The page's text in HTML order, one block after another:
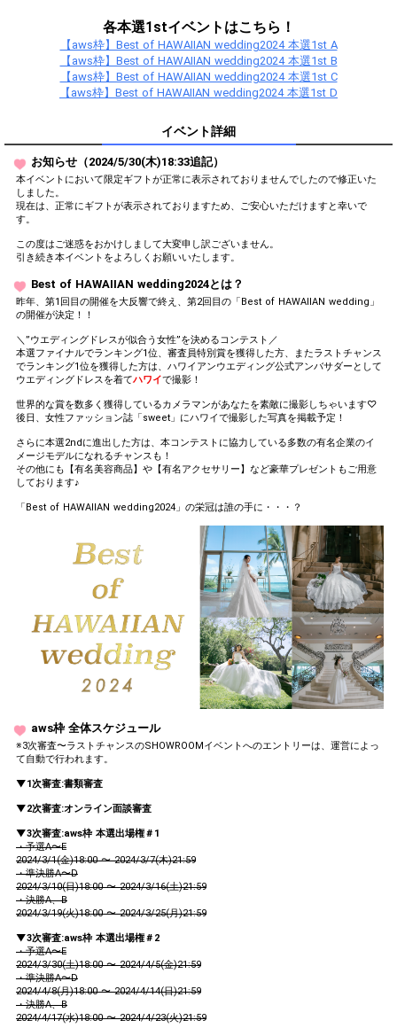
popularity ranking and your
To cheer on performers, you can
send them gifts.
To send performers paid items,
you must use Show Gold.
Close
各本選1stイベントはこちら！
【aws枠】Best of HAWAIIAN wedding2024 本選1st A
【aws枠】Best of HAWAIIAN wedding2024 本選1st B
【aws枠】Best of HAWAIIAN wedding2024 本選1st C
【aws枠】Best of HAWAIIAN wedding2024 本選1st D
イベント詳細
お知らせ（2024/5/30(木)18:33追記）
本イベントにおいて限定ギフトが正常に表示されておりませんでしたので修正いた
しました。
現在は、正常にギフトが表示されておりますため、ご安心いただけますと幸いで
す。
この度はご迷惑をおかけしまして大変申し訳ございません。
引き続き本イベントをよろしくお願いいたします。
Best of HAWAIIAN wedding2024とは？
昨年、第1回目の開催を大反響で終え、第2回目の「Best of HAWAIIAN wedding」
の開催が決定！！
＼”ウエディングドレスが似合う女性”を決めるコンテスト／
本選ファイナルでランキング1位、審査員特別賞を獲得した方、またラストチャンス
でランキング1位を獲得した方は、ハワイアンウエディング公式アンバサダーとして
ウエディングドレスを着てハワイで撮影！
世界的な賞を数多く獲得しているカメラマンがあなたを素敵に撮影しちゃいます♡
後日、女性ファッション誌「sweet」にハワイで撮影した写真を掲載予定！
さらに本選2ndに進出した方は、本コンテストに協力している多数の有名企業のイ
メージモデルになれるチャンスも！
その他にも【有名美容商品】や【有名アクセサリー】など豪華プレゼントもご用意
しております♪
「Best of HAWAIIAN wedding2024」の栄冠は誰の手に・・・？
aws枠 全体スケジュール
※3次審査〜ラストチャンスのSHOWROOMイベントへのエントリーは、運営によっ
て自動で行われます。
▼1次審査:書類審査
▼2次審査:オンライン面談審査
▼3次審査:aws枠 本選出場権＃1
・予選A〜E
2024/3/1(金)18:00 〜 2024/3/7(木)21:59
・準決勝A〜D
2024/3/10(日)18:00 〜 2024/3/16(土)21:59
・決勝A、B
2024/3/19(火)18:00 〜 2024/3/25(月)21:59
▼3次審査:aws枠 本選出場権＃2
・予選A〜E
2024/3/30(土)18:00 〜 2024/4/5(金)21:59
・準決勝A〜D
2024/4/8(月)18:00 〜 2024/4/14(日)21:59
・決勝A、B
2024/4/17(水)18:00 〜 2024/4/23(火)21:59